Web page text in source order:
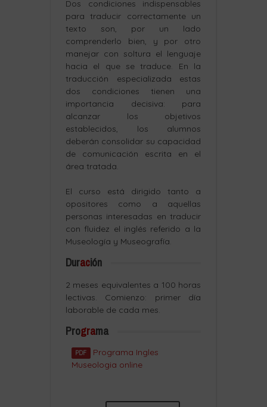
Dos condiciones indispensables
para traducir correctamente un
texto son, por un lado
comprenderlo bien, y por otro
manejar con soltura el lenguaje
hacia el que se traduce. En la
traducción especializada estas
dos condiciones tienen una
importancia decisiva: para
alcanzar los objetivos
establecidos, los alumnos
deberán consolidar su capacidad
de comunicación escrita en el
área tratada.
El curso está dirigido tanto a
opositores como a aquellas
personas interesadas en traducir
con fluidez el inglés referido a la
Museología y Museografía.
Duración
2 meses equivalentes a 100 horas
lectivas. Comienzo: primer día
laborable de cada mes.
Programa
PDF
Programa Ingles
Museologia online